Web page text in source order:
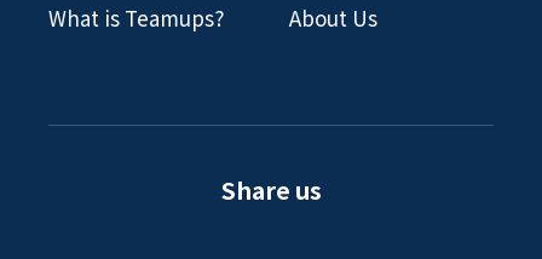
What is Teamups?
About Us
Share us